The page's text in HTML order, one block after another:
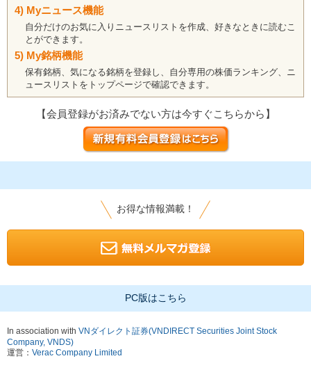
4) Myニュース機能
自分だけのお気に入りニュースリストを作成、好きなときに読むこ
とができます。
5) My銘柄機能
保有銘柄、気になる銘柄を登録し、自分専用の株価ランキング、ニ
ュースリストをトップページで確認できます。
【会員登録がお済みでない方は今すぐこちらから】
お得な情報満載！
PC版はこちら
In association with VNダイレクト証券(VNDIRECT Securities Joint Stock
Company, VNDS)
運営： Verac Company Limited